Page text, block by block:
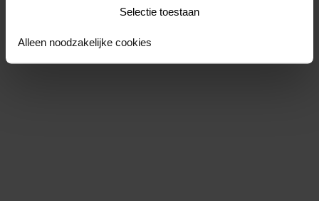
Selectie toestaan
Alleen noodzakelijke cookies